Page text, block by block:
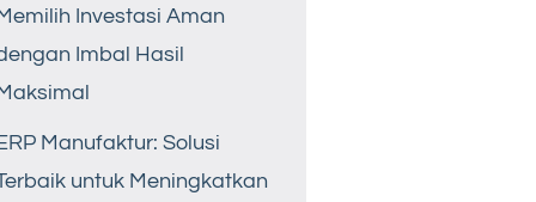
Investasi Aman
Imbal Hasil
Manufaktur: Solusi
untuk Meningkatkan